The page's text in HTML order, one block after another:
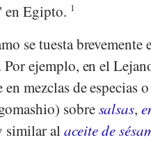
en Egipto. 1
se tuesta
ejemplo, en el
mezclas de especias
sobresalsas,
similar alaceite de